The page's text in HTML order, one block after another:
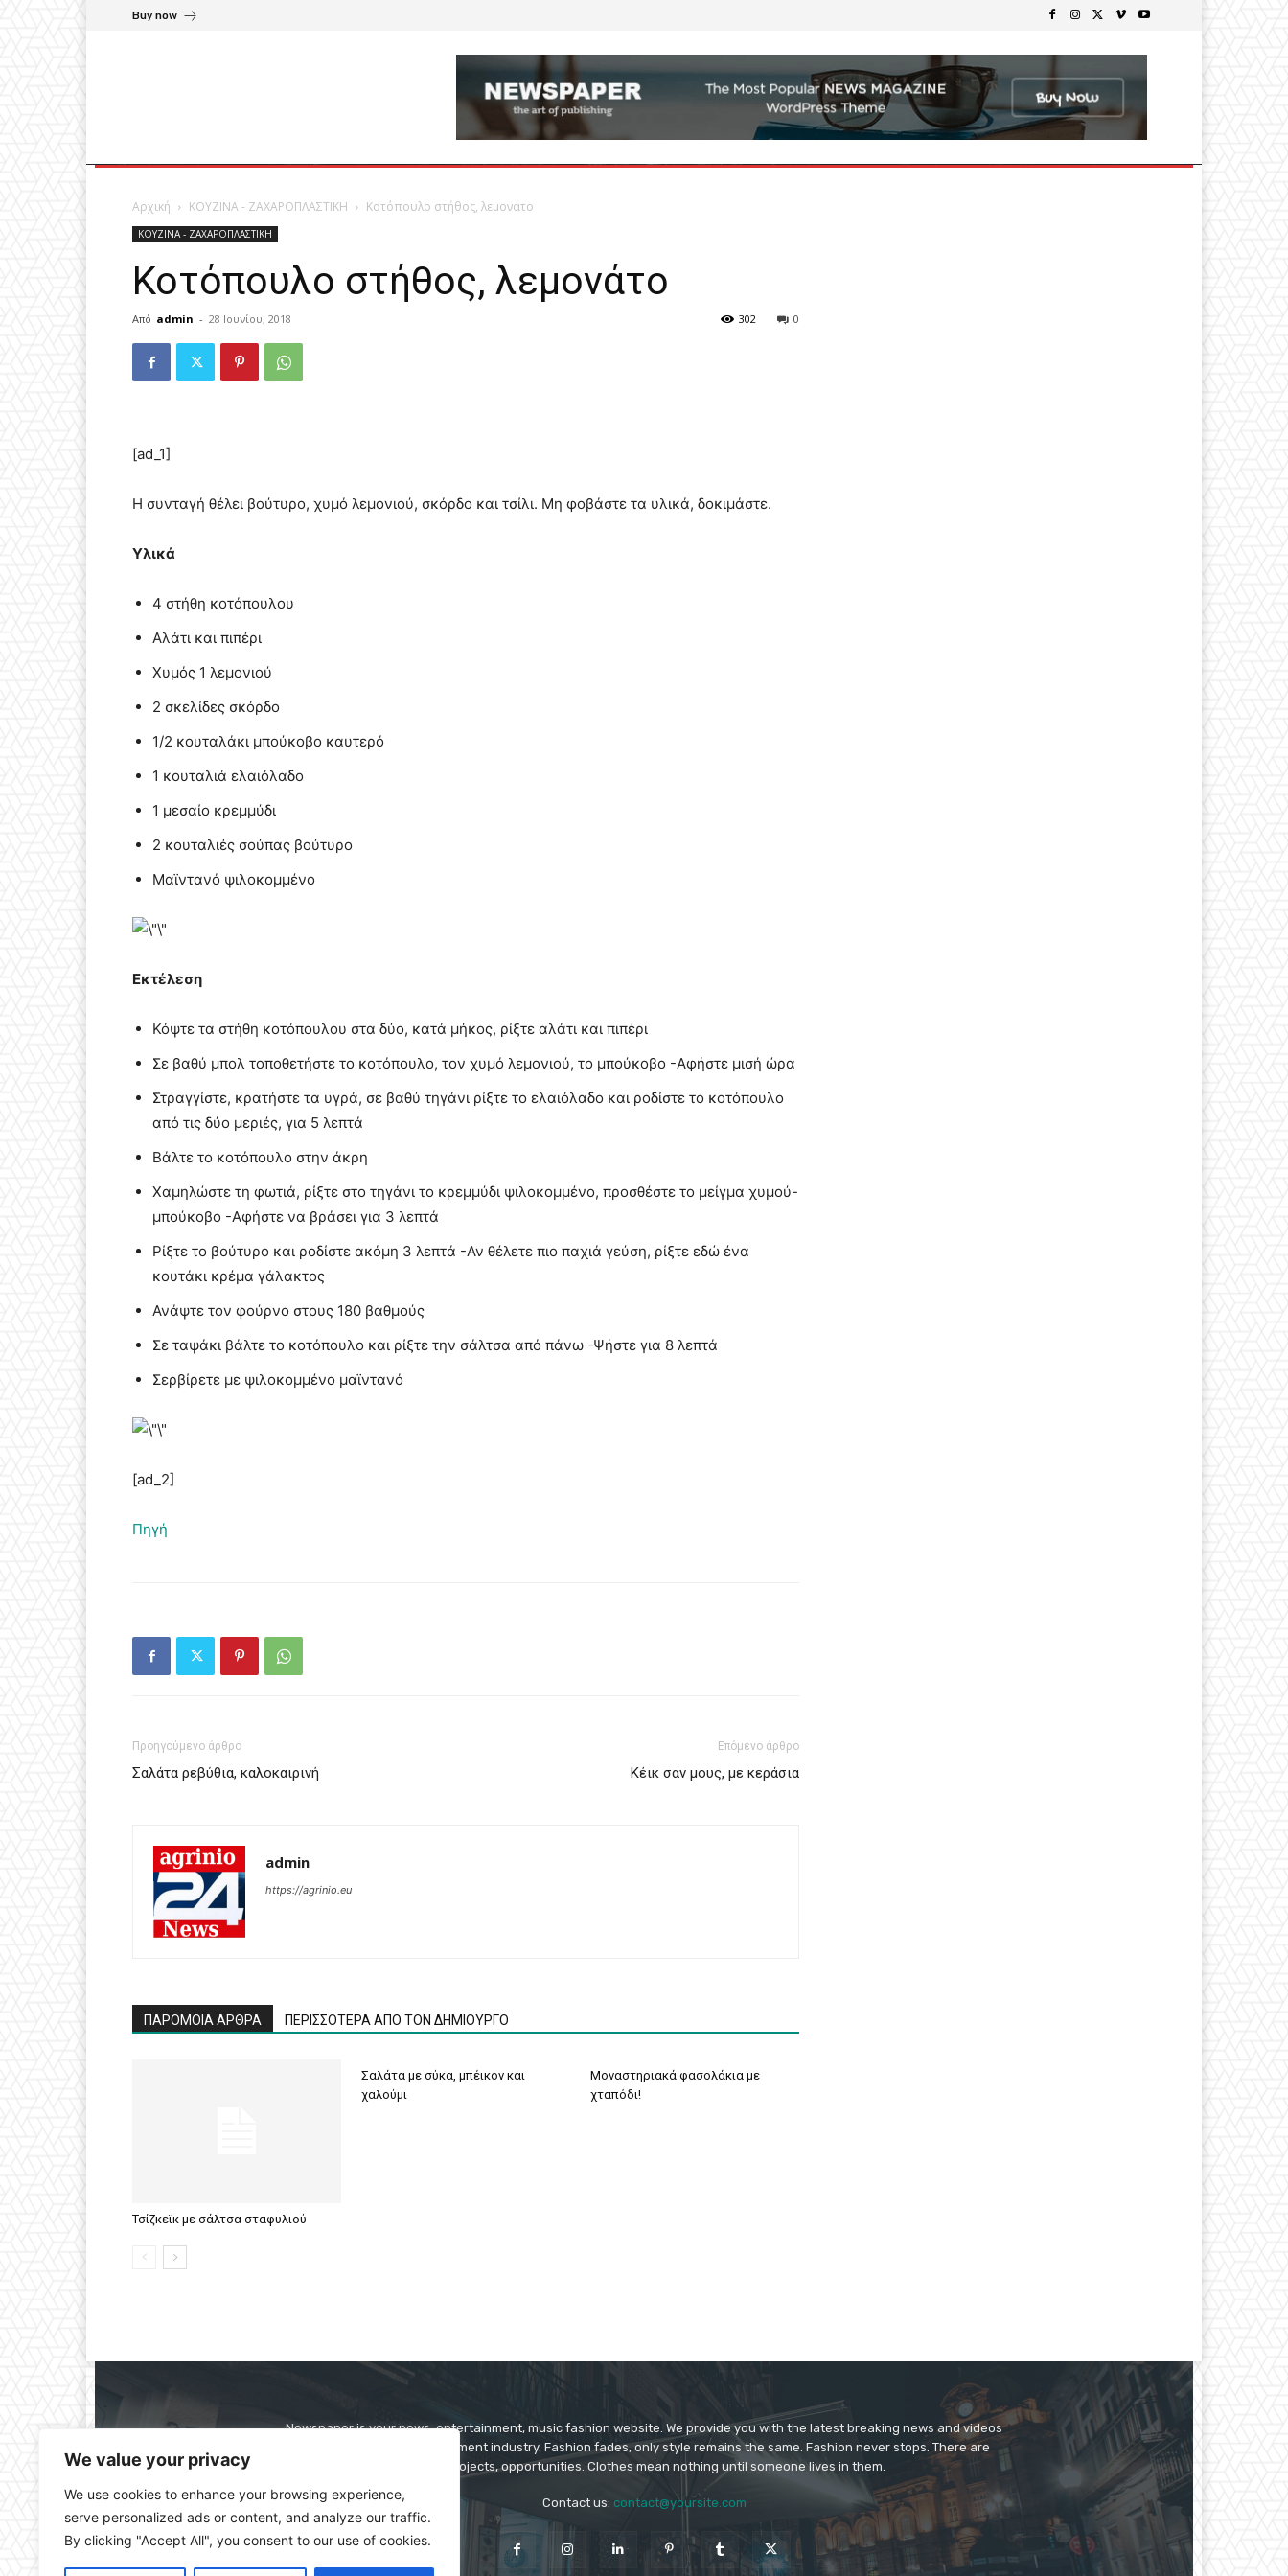
We value your privacy
We use cookies to enhance your browsing experience,
serve personalized ads or content, and analyze our traffic.
By clicking "Accept All", you consent to our use of cookies.
Buy now
Αρχική ΚΟΥΖΙΝΑ - ΖΑΧΑΡΟΠΛΑΣΤΙΚΗ Κοτόπουλο στήθος, λεμονάτο
ΚΟΥΖΙΝΑ - ΖΑΧΑΡΟΠΛΑΣΤΙΚΗ
Κοτόπουλο στήθος, λεμονάτο
Από admin - 28 Ιουνίου, 2018 0
302
[ad_1]
Η συνταγή θέλει βούτυρο, χυμό λεμονιού, σκόρδο και τσίλι. Μη φοβάστε τα υλικά, δοκιμάστε.
Υλικά
4 στήθη κοτόπουλου
Αλάτι και πιπέρι
Χυμός 1 λεμονιού
2 σκελίδες σκόρδο
1/2 κουταλάκι μπούκοβο καυτερό
1 κουταλιά ελαιόλαδο
1 μεσαίο κρεμμύδι
2 κουταλιές σούπας βούτυρο
Μαϊντανό ψιλοκομμένο
Εκτέλεση
Κόψτε τα στήθη κοτόπουλου στα δύο, κατά μήκος, ρίξτε αλάτι και πιπέρι
Σε βαθύ μπολ τοποθετήστε το κοτόπουλο, τον χυμό λεμονιού, το μπούκοβο -Αφήστε μισή ώρα
Στραγγίστε, κρατήστε τα υγρά, σε βαθύ τηγάνι ρίξτε το ελαιόλαδο και ροδίστε το κοτόπουλο
από τις δύο μεριές, για 5 λεπτά
Βάλτε το κοτόπουλο στην άκρη
Χαμηλώστε τη φωτιά, ρίξτε στο τηγάνι το κρεμμύδι ψιλοκομμένο, προσθέστε το μείγμα χυμού-
μπούκοβο -Αφήστε να βράσει για 3 λεπτά
Ρίξτε το βούτυρο και ροδίστε ακόμη 3 λεπτά -Αν θέλετε πιο παχιά γεύση, ρίξτε εδώ ένα
κουτάκι κρέμα γάλακτος
Ανάψτε τον φούρνο στους 180 βαθμούς
Σε ταψάκι βάλτε το κοτόπουλο και ρίξτε την σάλτσα από πάνω -Ψήστε για 8 λεπτά
Σερβίρετε με ψιλοκομμένο μαϊντανό
[ad_2]
Πηγή
Προηγούμενο άρθρο
Σαλάτα ρεβύθια, καλοκαιρινή
Επόμενο άρθρο
Κέικ σαν μους, με κεράσια
admin
https://agrinio.eu
ΠΑΡΟΜΟΙΑ ΑΡΘΡΑ ΠΕΡΙΣΣΟΤΕΡΑ ΑΠΟ ΤΟΝ ΔΗΜΙΟΥΡΓΟ
Τσίζκεϊκ με σάλτσα σταφυλιού
Σαλάτα με σύκα, μπέικον και
χαλούμι
Μοναστηριακά φασολάκια με
χταπόδι!
Newspaper is your news, entertainment, music fashion website. We provide you with the latest breaking news and videos
straight from the entertainment industry. Fashion fades, only style remains the same. Fashion never stops. There are
always projects, opportunities. Clothes mean nothing until someone lives in them.
Contact us: contact@yoursite.com